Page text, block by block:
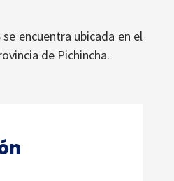
se encuentra ubicada en el
de Pichincha.